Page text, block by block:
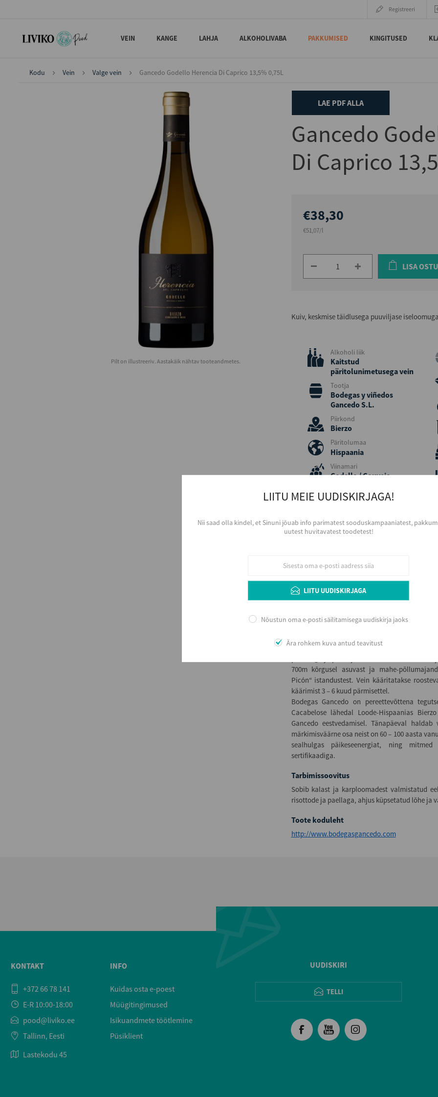
Registreeri
VEIN KANGE LAHJA ALKOHOLIVABA PAKKUMISED KINGITUSED
Kodu Vein Valge vein Gancedo Godello Herencia Di Caprico 13,5% 0,75L
Pilt on illustreeriv. Aastakäik nähtav tooteandmetes.
LAE PDF ALLA
Gancedo
Di Caprico
€38,30
€51,07/l
LISA
Kuiv, keskmise täidlusega puuviljase
Alkoholi liik
Kaitstud
päritolunimetusega vein
Tootja
Bodegas y viñedos
Gancedo S.L.
Piirkond
Bierzo
Päritolumaa
Hispaania
Viinamari
Godello / Gouveio
Aastakäik
Serveerimine
Jahutatuna, 7 – 9 Co, Bordeaux tüüpi
arengupotentsiaal veinikeldris 1 – 3 aastat,
Lisainfo
Värvilt madala intensiivsusega, roheka
intensiivsem, veidi tolmune ja floraalselt
küpseid kollaseid õunu, valgeid sõstraid,
Maitse on kuiv, keskmise täidlusega ja
ja küpseid heledaid luuvilju, aprikoose koos
pikkusega ja puuviljaselt tsitruseline.
700m kõrgusel asuvast ja mahe-
Picón“ istandustest. Vein kääritatakse
käärimist 3 – 6 kuud pärmisettel.
Bodegas Gancedo on pereettevõttena
Cacabelose lähedal Loode-Hispaanias
Gancedo eestvedamisel. Tänapäeval
märkimisväärne osa neist on 60 – 100 aasta
sealhulgas päikeseenergiat, ning
sertifikaadiga.
Tarbimissoovitus
Sobib kalast ja karploomadest valmistatud
risottode ja paellaga, ahjus küpsetatud lõhe ja
Toote koduleht
http://www.bodegasgancedo.com
UUDISKIRI
TELLI
KONTAKT
+372 66 78 141
E-R 10:00-18:00
pood@liviko.ee
Tallinn, Eesti
Lastekodu 45
INFO
Kuidas osta e-poest
Müügitingimused
Isikuandmete töötlemine
Püsiklient
LIITU MEIE UUDISKIRJAGA!
Nii saad olla kindel, et Sinuni jõuab info parimatest sooduskampaaniatest,
uutest huvitavatest toodetest!
LIITU UUDISKIRJAGA
Nõustun oma e-posti säilitamisega uudiskirja jaoks
Ära rohkem kuva antud teavitust